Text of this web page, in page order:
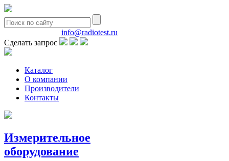
info@radiotest.ru
Сделать запрос
Каталог
О компании
Производители
Контакты
Измерительное
оборудование